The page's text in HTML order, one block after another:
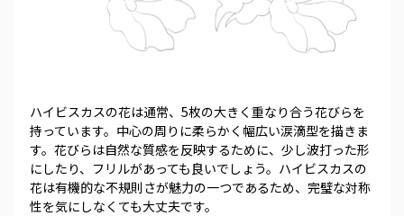
ハイビスカスの花は通常、5枚の大きく重なり合う花びらを
持っています。中心の周りに柔らかく幅広い涙滴型を描きま
す。花びらは自然な質感を反映するために、少し波打った形
にしたり、フリルがあっても良いでしょう。ハイビスカスの
花は有機的な不規則さが魅力の一つであるため、完璧な対称
性を気にしなくても大丈夫です。